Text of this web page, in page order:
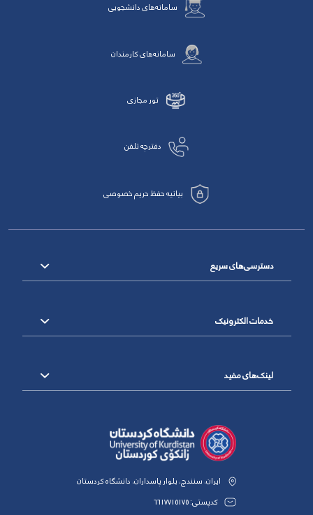
سامانه‌های دانشجویی
سامانه‌های کارمندان
تور مجازی
دفترچه تلفن
بیانیه حفظ حریم خصوصی
دسترسی‌های سریع
خدمات الکترونیک
لینک‌های مفید
ایران، سنندج، بلوار پاسداران، دانشگاه کردستان
کدپستی: 6617715175